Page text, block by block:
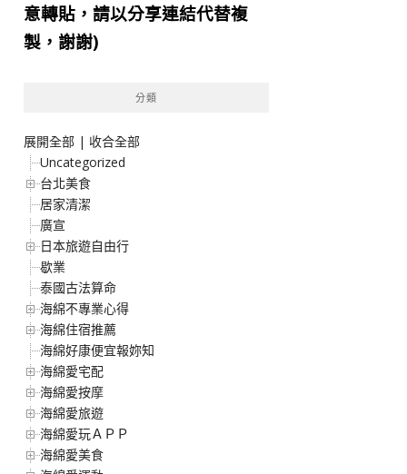
意轉貼，請以分享連結代替複
製，謝謝)
分類
展開全部 | 收合全部
Uncategorized
台北美食
居家清潔
廣宣
日本旅遊自由行
歇業
泰國古法算命
海綿不專業心得
海綿住宿推薦
海綿好康便宜報妳知
海綿愛宅配
海綿愛按摩
海綿愛旅遊
海綿愛玩ＡＰＰ
海綿愛美食